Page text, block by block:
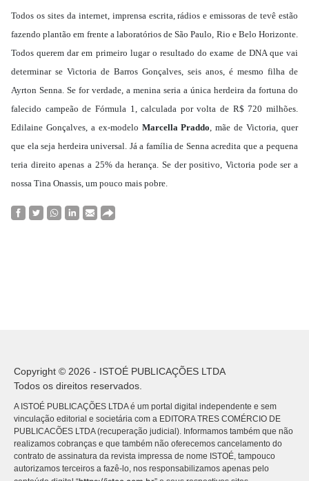
Todos os sites da internet, imprensa escrita, rádios e emissoras de tevê estão
fazendo plantão em frente a laboratórios de São Paulo, Rio e Belo Horizonte.
Todos querem dar em primeiro lugar o resultado do exame de DNA que vai
determinar se Victoria de Barros Gonçalves, seis anos, é mesmo filha de
Ayrton Senna. Se for verdade, a menina seria a única herdeira da fortuna do
falecido campeão de Fórmula 1, calculada por volta de R$ 720 milhões.
Edilaine Gonçalves, a ex-modelo Marcella Praddo, mãe de Victoria, quer
que ela seja herdeira universal. Já a família de Senna acredita que a pequena
teria direito apenas a 25% da herança. Se der positivo, Victoria pode ser a
nossa Tina Onassis, um pouco mais pobre.
Copyright © 2026 - ISTOÉ PUBLICAÇÕES LTDA
Todos os direitos reservados.
A ISTOÉ PUBLICAÇÕES LTDA é um portal digital independente e sem
vinculação editorial e societária com a EDITORA TRES COMÉRCIO DE
PUBLICACÕES LTDA (recuperação judicial). Informamos também que não
realizamos cobranças e que também não oferecemos cancelamento do
contrato de assinatura da revista impressa de nome ISTOÉ, tampouco
autorizamos terceiros a fazê-lo, nos responsabilizamos apenas pelo